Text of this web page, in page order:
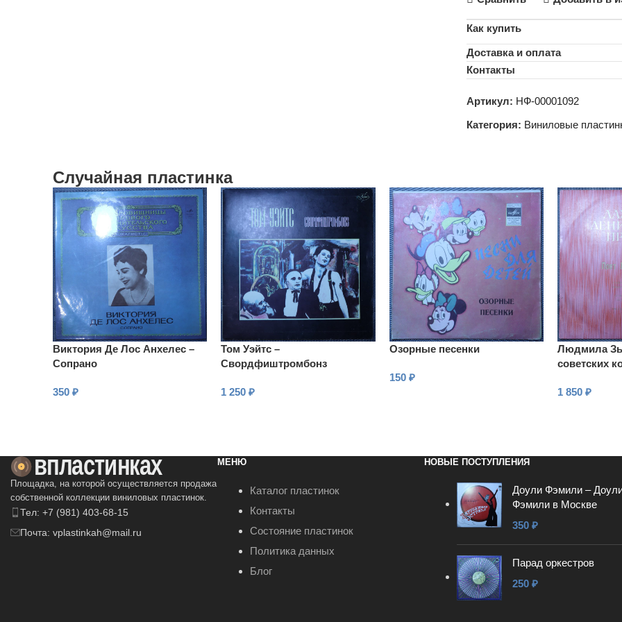
Как купить
Доставка и оплата
Контакты
Артикул: НФ-00001092
Категория: Виниловые
Случайная пластинка
Виктория Де Лос Анхелес –
Сопрано
350 ₽
Том Уэйтс –
Свордфиштромбонз
1 250₽
Озорные песенки
150 ₽
Людмила
советских
1 850₽
Площадка, на которой осуществляется продажа
собственной коллекции виниловых пластинок.
Тел: +7 (981) 403-68-15
Почта: vplastinkah@mail.ru
МЕНЮ
Каталог пластинок
Контакты
Состояние пластинок
Политика данных
Блог
НОВЫЕ ПОСТУПЛЕНИЯ
Доули Фэмили –
Фэмили в Москве
350 ₽
Парад оркестров
250 ₽